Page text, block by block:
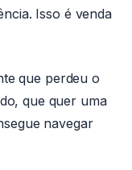
Isso é venda
que perdeu o
que quer uma
navegar